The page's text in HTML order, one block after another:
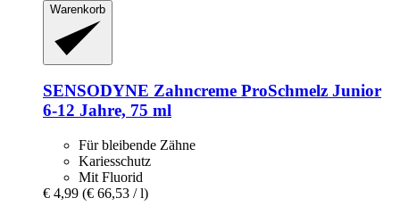
Warenkorb
SENSODYNE Zahncreme ProSchmelz Junior
6-​12 Jahre, 75 ml
Für bleibende Zähne
Kariesschutz
Mit Fluorid
€ 4,99 (€ 66,53 / l)